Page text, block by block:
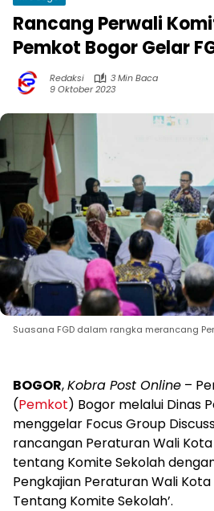
Rancang Perwali
Pemkot Bogor Gelar
Redaksi
3 Min Baca
9 Oktober 2023
Suasana FGD dalam rangka merancang
BOGOR,Kobra Post Online –
(Pemkot) Bogor melalui Dinas
menggelar Focus Group
rancangan Peraturan Wali
tentang Komite Sekolah
Pengkajian Peraturan Wali
Tentang Komite Sekolah’.